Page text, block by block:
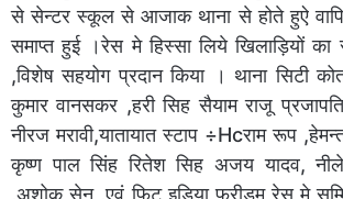
से सेन्टर स्कूल से आजाक थाना से होते हुऐ
समाप्त हुई ।रेस मे हिस्सा लिये खिलाड़ियों का
,विशेष सहयोग प्रदान किया । थाना सिटी
कुमार वानसकर ,हरी सिह सैयाम राजू
नीरज मरावी,यातायात स्टाप ÷Hcराम रूप
कृष्ण पाल सिंह रितेश सिह अजय यादव,